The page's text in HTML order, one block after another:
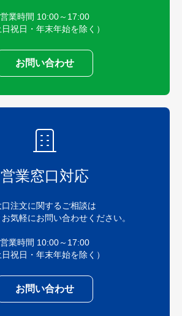
営業時間 10:00～17:00
日祝日・年末年始を除く）
お問い合わせ
営業窓口対応
口注文に関するご相談は
気軽にお問い合わせください。
営業時間 10:00～17:00
日祝日・年末年始を除く）
お問い合わせ